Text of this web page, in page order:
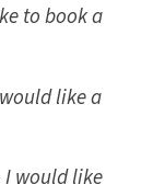
to book a
like a
I would like